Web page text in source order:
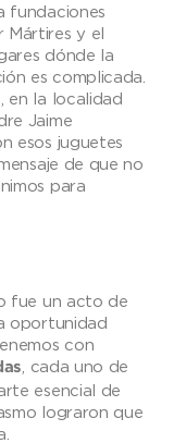
fundaciones
Mártires y el
dónde la
es complicada.
en la localidad
Jaime
esos juguetes
de que no
para
fue un acto de
oportunidad
con
, cada uno de
esencial de
lograron que